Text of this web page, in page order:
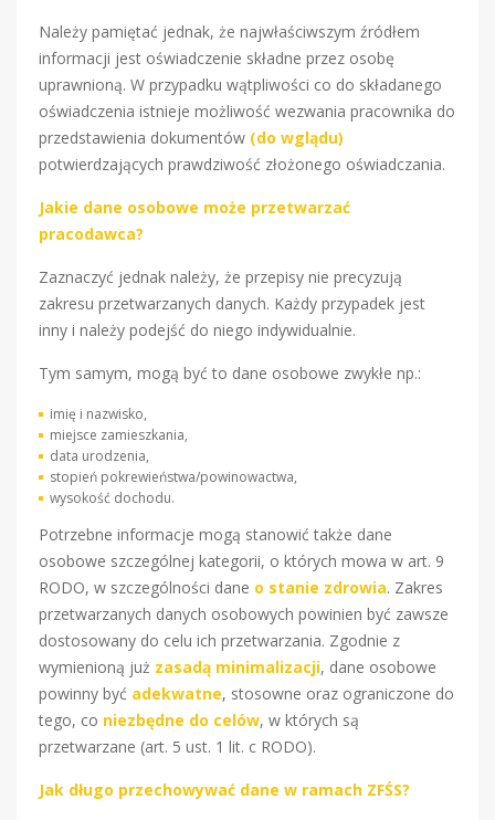
Należy pamiętać jednak, że najwłaściwszym źródłem
informacji jest oświadczenie składne przez osobę
uprawnioną. W przypadku wątpliwości co do składanego
oświadczenia istnieje możliwość wezwania pracownika do
przedstawienia dokumentów (do wglądu)
potwierdzających prawdziwość złożonego oświadczania.
Jakie dane osobowe może przetwarzać
pracodawca?
Zaznaczyć jednak należy, że przepisy nie precyzują
zakresu przetwarzanych danych. Każdy przypadek jest
inny i należy podejść do niego indywidualnie.
Tym samym, mogą być to dane osobowe zwykłe np.:
imię i nazwisko,
miejsce zamieszkania,
data urodzenia,
stopień pokrewieństwa/powinowactwa,
wysokość dochodu.
Potrzebne informacje mogą stanowić także dane
osobowe szczególnej kategorii, o których mowa w art. 9
RODO, w szczególności dane o stanie zdrowia. Zakres
przetwarzanych danych osobowych powinien być zawsze
dostosowany do celu ich przetwarzania. Zgodnie z
wymienioną już zasadą minimalizacji, dane osobowe
powinny być adekwatne, stosowne oraz ograniczone do
tego, co niezbędne do celów, w których są
przetwarzane (art. 5 ust. 1 lit. c RODO).
Jak długo przechowywać dane w ramach ZFŚS?